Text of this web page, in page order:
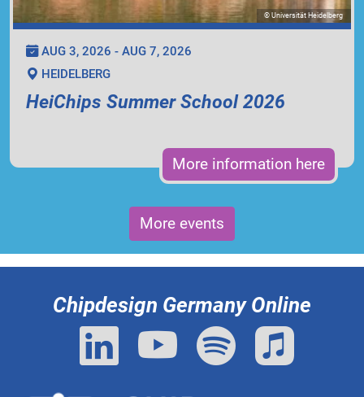
© Universität Heidelberg
AUG 3, 2026 - AUG 7, 2026
HEIDELBERG
HeiChips Summer School 2026
More information here
More events
Chipdesign Germany Online